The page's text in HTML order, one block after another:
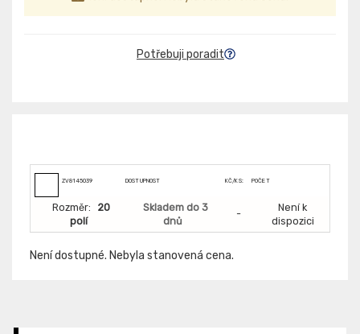
Potřebuji poradit
ZV8145039 DOSTUPNOST KČ/KS: POČET
Rozměr:
20
polí
Skladem do 3
dnů
-
Není k
dispozici
Není dostupné. Nebyla stanovená cena.